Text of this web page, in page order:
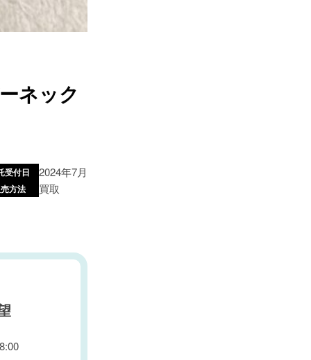
ネック
受付日 2024年7月
方法 買取